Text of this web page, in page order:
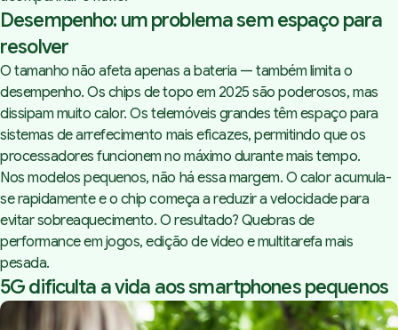
Desempenho: um problema sem espaço para
resolver
O tamanho não afeta apenas a bateria — também limita o
desempenho. Os chips de topo em 2025 são poderosos, mas
dissipam muito calor. Os telemóveis grandes têm espaço para
sistemas de arrefecimento mais eficazes, permitindo que os
processadores funcionem no máximo durante mais tempo.
Nos modelos pequenos, não há essa margem. O calor acumula-
se rapidamente e o chip começa a reduzir a velocidade para
evitar sobreaquecimento. O resultado? Quebras de
performance em jogos, edição de vídeo e multitarefa mais
pesada.
5G dificulta a vida aos smartphones pequenos